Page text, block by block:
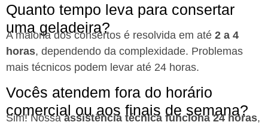
Quanto tempo leva para consertar
uma geladeira?
A maioria dos consertos é resolvida em até 2 a 4
horas, dependendo da complexidade. Problemas
mais técnicos podem levar até 24 horas.
Vocês atendem fora do horário
comercial ou aos finais de semana?
Sim! Nossaassistência técnica funciona 24 horas,